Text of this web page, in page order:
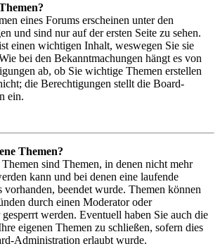
eines Forums erscheinen unter den
und sind nur auf der ersten Seite zu sehen.
einen wichtigen Inhalt, weswegen Sie sie
bei den Bekanntmachungen hängt es von
ab, ob Sie wichtige Themen erstellen
die Berechtigungen stellt die Board-
ein.
Themen?
Themen sind Themen, in denen nicht mehr
kann und bei denen eine laufende
vorhanden, beendet wurde. Themen können
durch einen Moderator oder
werden. Eventuell haben Sie auch die
eigenen Themen zu schließen, sofern dies
Administration erlaubt wurde.